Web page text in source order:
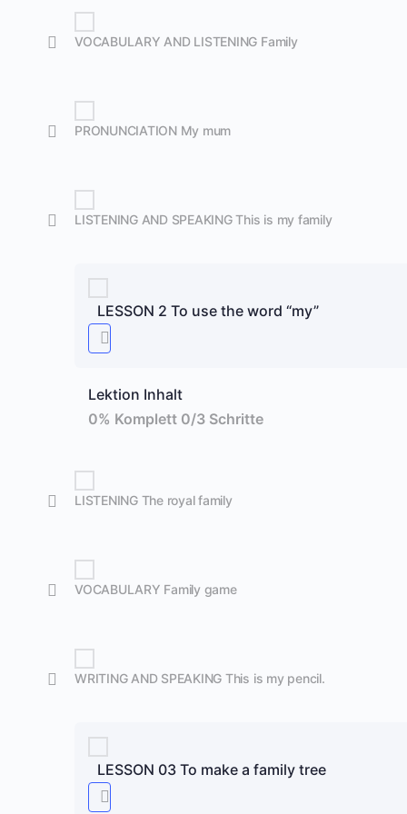
VOCABULARY AND LISTENING Family
PRONUNCIATION My mum
LISTENING AND SPEAKING This is my family
LESSON 2 To use the word “my”
Lektion Inhalt
0% Komplett 0/3 Schritte
LISTENING The royal family
VOCABULARY Family game
WRITING AND SPEAKING This is my pencil.
LESSON 03 To make a family tree